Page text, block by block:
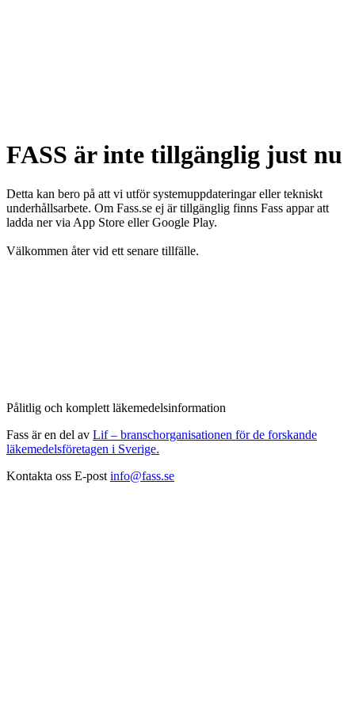
FASS är inte tillgänglig just nu
Detta kan bero på att vi utför systemuppdateringar eller tekniskt
underhållsarbete. Om Fass.se ej är tillgänglig finns Fass appar att
ladda ner via App Store eller Google Play.
Välkommen åter vid ett senare tillfälle.
Pålitlig och komplett läkemedelsinformation
Fass är en del av Lif – branschorganisationen för de forskande
läkemedelsföretagen i Sverige.
Kontakta oss E-post info@fass.se